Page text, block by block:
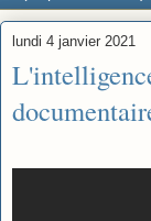
lundi 4 janvier 2021